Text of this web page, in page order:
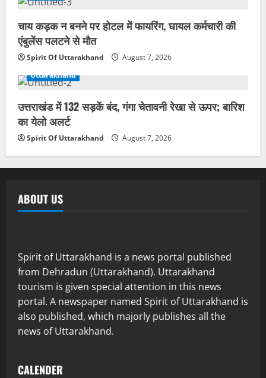
चाय कड़क न बनने पर होटल में फायरिंग, घायल कर्मचारी की
एंबुलेंस पलटने से मौत
Spirit Of Uttarakhand
August 7, 2026
Uttarakhand
उत्तराखंड में 132 सड़कें बंद, गंगा चेतावनी रेखा से ऊपर; बारिश
का येलो अलर्ट
Spirit Of Uttarakhand August 7, 2026
ABOUT US
Spirit of Uttarakhand is a news portal published
from Dehradun (Uttarakhand). Uttarakhand
tourism is given special attention in this news
portal. A newspaper named Spirit of Uttarakhand is
also published, which majorly publishes all the
news of Uttarakhand.
CALENDER